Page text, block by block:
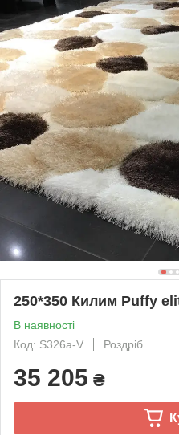
250*350 Килим Puffy
В наявності
Код: S326a-V
Роздріб
35 205 ₴